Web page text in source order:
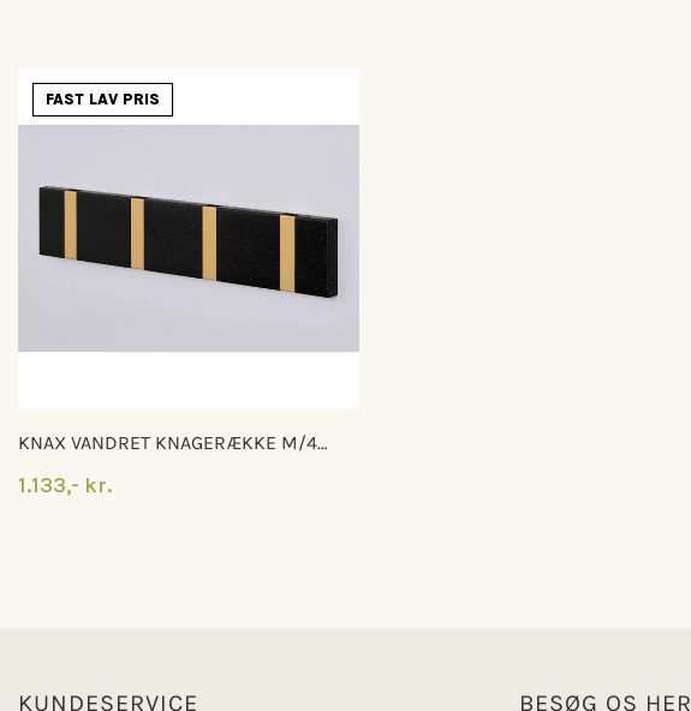
FAST LAV PRIS
KNAX VANDRET KNAGERÆKKE M/4
1.133,- kr.
KUNDESERVICE BESØG OS HER